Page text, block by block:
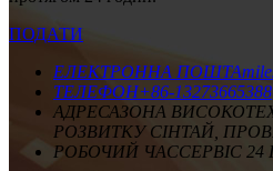
ПОДАТИ
ЕЛЕКТРОННА ПОШТА
ТЕЛЕФОН+86-13273665388
АДРЕСАЗОНА
РОЗВИТКУ СІНТАЙ,
РОБОЧИЙ ЧАССЕРВІС